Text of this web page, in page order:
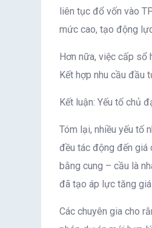
liên tục đổ vốn vào
mức cao, tạo động
Hơn nữa, việc cấp sổ
Kết hợp nhu cầu đầu
Kết luận: Yếu tố chủ
Tóm lại, nhiều yếu tố
đều tác động đến giá
bằng cung – cầu là
đã tạo áp lực tăng
Các chuyên gia cho